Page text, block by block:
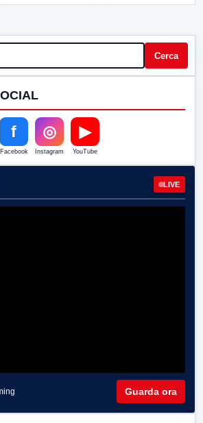
Cerca
f
Facebook
◎
Instagram
▶
YouTube
LIVE
Guarda ora